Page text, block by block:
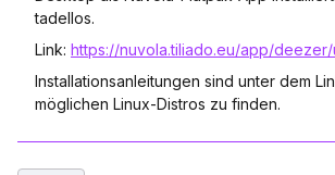
tadellos.
Link: https://nuvola.tiliado.eu/app/
Installationsanleitungen sind unter dem
möglichen Linux-Distros zu finden.